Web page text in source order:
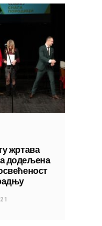
жртава
додељена